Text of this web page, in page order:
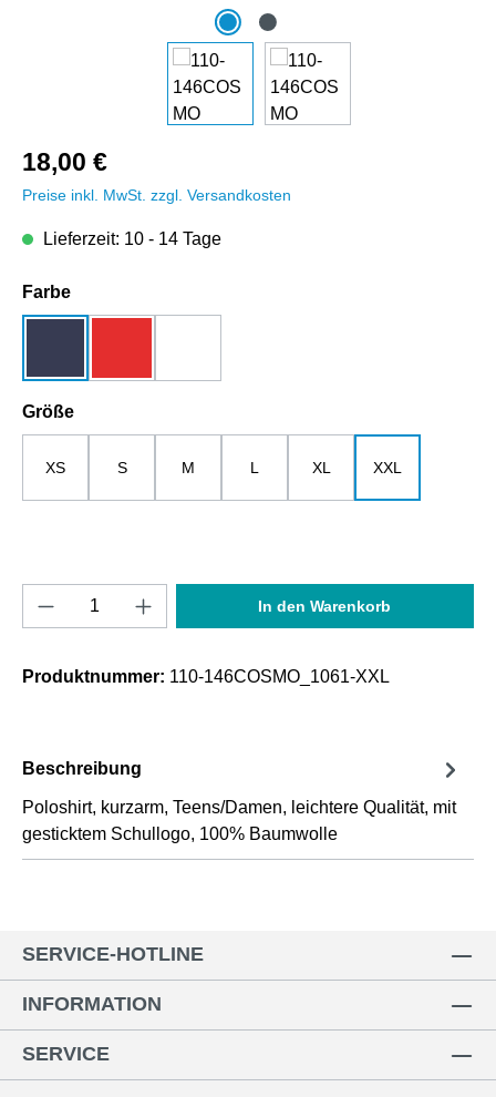
18,00 €
Preise inkl. MwSt. zzgl. Versandkosten
Lieferzeit: 10 - 14 Tage
Farbeauswählen
Größeauswählen
XS S M L XL XXL
Produkt Anzahl: Gib den gewünschten
In den Warenkorb
Produktnummer: 110-146COSMO_1061-XXL
Beschreibung
Poloshirt, kurzarm, Teens/Damen, leichtere Qualität, mit
gesticktem Schullogo, 100% Baumwolle
SERVICE-HOTLINE
INFORMATION
SERVICE